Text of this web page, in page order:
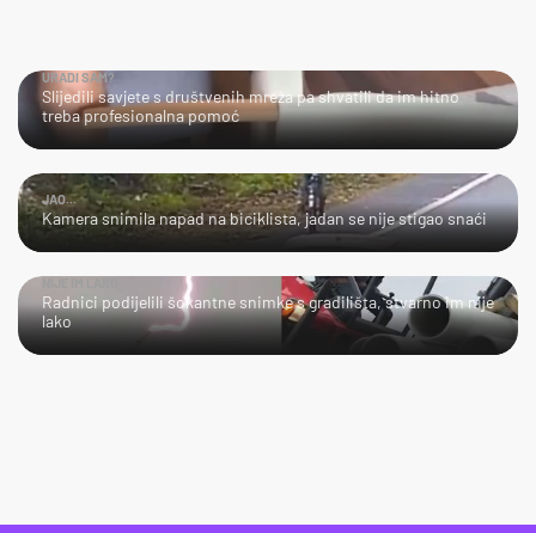
URADI SAM?
Slijedili savjete s društvenih mreža pa shvatili da im hitno
treba profesionalna pomoć
JAO...
Kamera snimila napad na biciklista, jadan se nije stigao snaći
Radnici podijelili šokantne snimke s gradilišta, stvarno im nije
lako